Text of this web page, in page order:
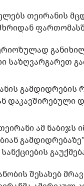
თეირანის
საზღვარგარეთ
დაკავშირებული
ამ ნაბიჯს
შესახებ